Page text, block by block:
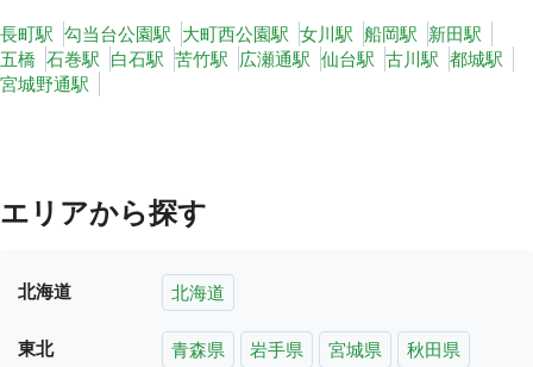
長町駅 勾当台公園駅 大町西公園駅 女川駅 船岡駅 新田駅
五橋 石巻駅 白石駅 苦竹駅 広瀬通駅 仙台駅 古川駅 都城駅
宮城野通駅
エリアから探す
北海道 北海道
東北 青森県 岩手県 宮城県
秋田県